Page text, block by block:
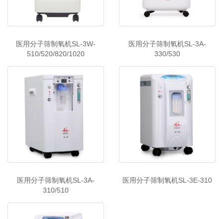
医用分子筛制氧机SL-3W-
510/520/820/1020
医用分子筛制氧机SL-3A-
330/530
医用分子筛制氧机SL-3A-
310/510
医用分子筛制氧机SL-3E-310